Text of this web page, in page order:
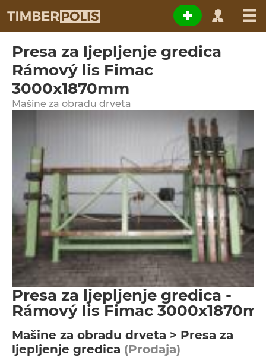
Presa za ljepljenje gredica
Rámový lis Fimac
3000x1870mm
Мašine za obradu drveta
Presa za ljepljenje gredica -
Rámový lis Fimac
Мašine za obradu drveta > Presa za
ljepljenje gredica (Prodaja)